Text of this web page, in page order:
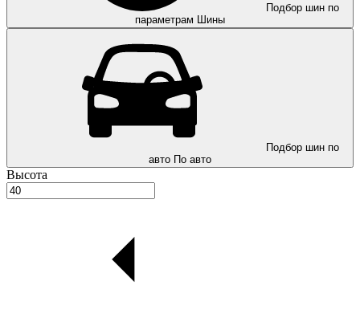
Подбор шин по
параметрам
Шины
Подбор шин по
авто По авто
Высота